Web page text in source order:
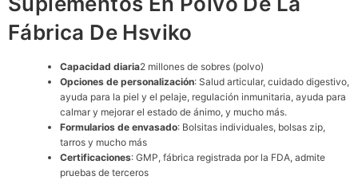
Fábrica De Hsviko
Capacidad diaria2 millones de sobres (polvo)
Opciones de personalización: Salud articular, cuidado digestivo,
ayuda para la piel y el pelaje, regulación inmunitaria, ayuda para
calmar y mejorar el estado de ánimo, y mucho más.
Formularios de envasado: Bolsitas individuales, bolsas zip,
tarros y mucho más
Certificaciones: GMP, fábrica registrada por la FDA, admite
pruebas de terceros